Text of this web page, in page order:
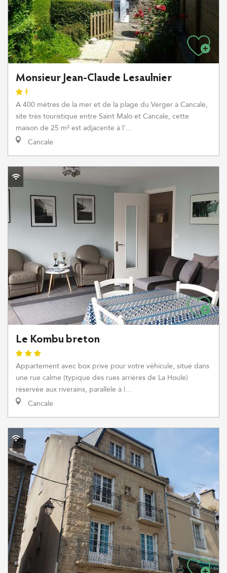
Monsieur Jean-Claude Lesaulnier
A 400 mètres de la mer et de la plage du Verger à Cancale,
site très touristique entre Saint Malo et Cancale, cette
maison de 25 m² est adjacente à l'...
Cancale
Le Kombu breton
Appartement avec box privé pour votre véhicule, situé dans
une rue calme (typique des rues arrières de La Houle)
réservée aux riverains, parallèle à l...
Cancale